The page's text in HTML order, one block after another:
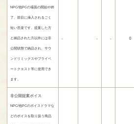
NPC/他PCの場面の開始や終
了、節目に挿入されるごく
短い音楽です。提案した方
と納品された方以外には非
公開状態で納品され、サウ
ンドリミックスやプライベ
ートクエスト等に使用でき
ます。
- - - 0
非公開提案ボイス
NPC/他PCのボイスドラマな
どのボイスを取り扱う商品